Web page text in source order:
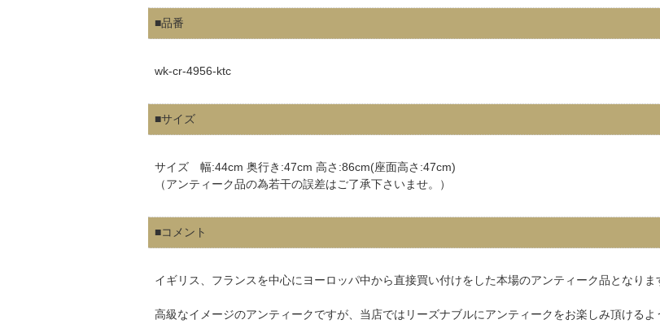
■品番
wk-cr-4956-ktc
■サイズ
サイズ 幅:44cm 奥行き:47cm 高さ:86cm(座面高さ:47cm)
（アンティーク品の為若干の誤差はご了承下さいませ。）
■コメント
イギリス、フランスを中心にヨーロッパ中から直接買い付けをした本場のアンティーク品となりま
高級なイメージのアンティークですが、当店ではリーズナブルにアンティークをお楽しみ頂ける